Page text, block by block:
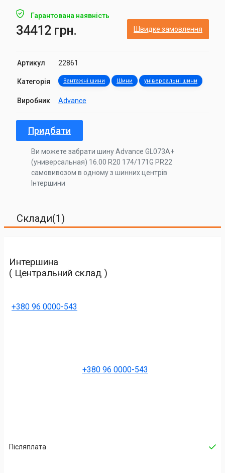
Гарантована наявність
34412 грн. Швидке замовлення
Артикул 22861
Категорія Вантажні шини Шини універсальні шини
Виробник Advance
Придбати
Ви можете забрати шину Advance GL073A+
(универсальная) 16.00 R20 174/171G PR22
самовивозом в одному з шинних центрів
Інтершини
Склади(1)
Интершина
( Центральний склад )
+380 96 0000-543
+380 96 0000-543
Післяплата